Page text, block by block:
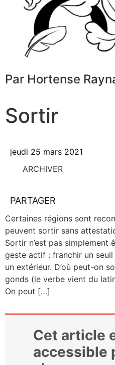
Par Hortense
Sortir
jeudi 25 mars 2021
ARCHIVER
PARTAGER
Cer­taines régions sont
peuvent sor­tir sans
Sor­tir n’est pas sim­ple­ment
geste actif : fran­chir un seuil
un exté­rieur. D’où peut-on
gonds (le verbe vient du
On peut […]
Cet article
accessible